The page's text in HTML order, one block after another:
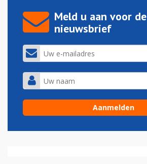
Meld u aan voor de
nieuwsbrief